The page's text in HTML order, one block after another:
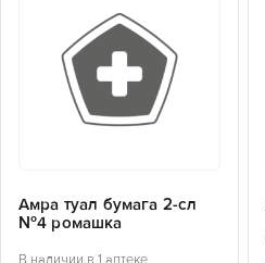
Амра туал бумага 2-сл
№4 ромашка